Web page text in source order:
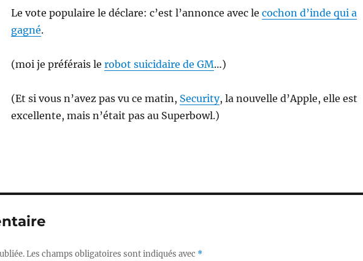
Le vote populaire le déclare: c’est l’annonce avec le cochon d’inde qui a
gagné.
(moi je préférais le robot suicidaire de GM…)
(Et si vous n’avez pas vu ce matin, Security, la nouvelle d’Apple, elle est
excellente, mais n’était pas au Superbowl.)
Les champs obligatoires sont indiqués avec *